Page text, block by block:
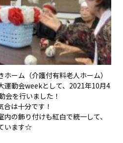
ーム（介護付有料老人ホーム）
運動会weekとして、2021年10月4
会を行いました！
は十分です！
の飾り付けも紅白で統一して、
います☆